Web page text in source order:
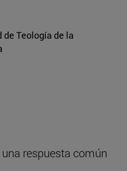
de Teología de la
respuesta común